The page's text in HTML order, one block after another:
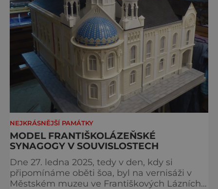
NEJKRÁSNĚJŠÍ PAMÁTKY
MODEL FRANTIŠKOLÁZEŇSKÉ
SYNAGOGY V SOUVISLOSTECH
Dne 27. ledna 2025, tedy v den, kdy si
připomínáme oběti šoa, byl na vernisáži v
Městském muzeu ve Františkových Lázních